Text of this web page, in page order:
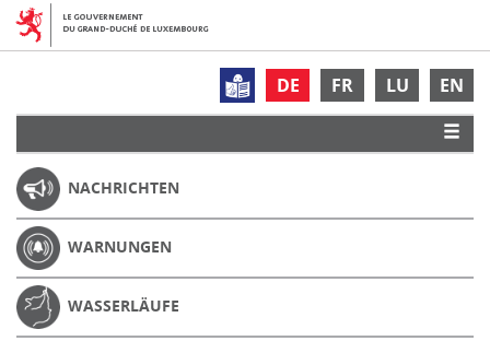
DE FR LU EN
NACHRICHTEN
WARNUNGEN
WASSERLÄUFE